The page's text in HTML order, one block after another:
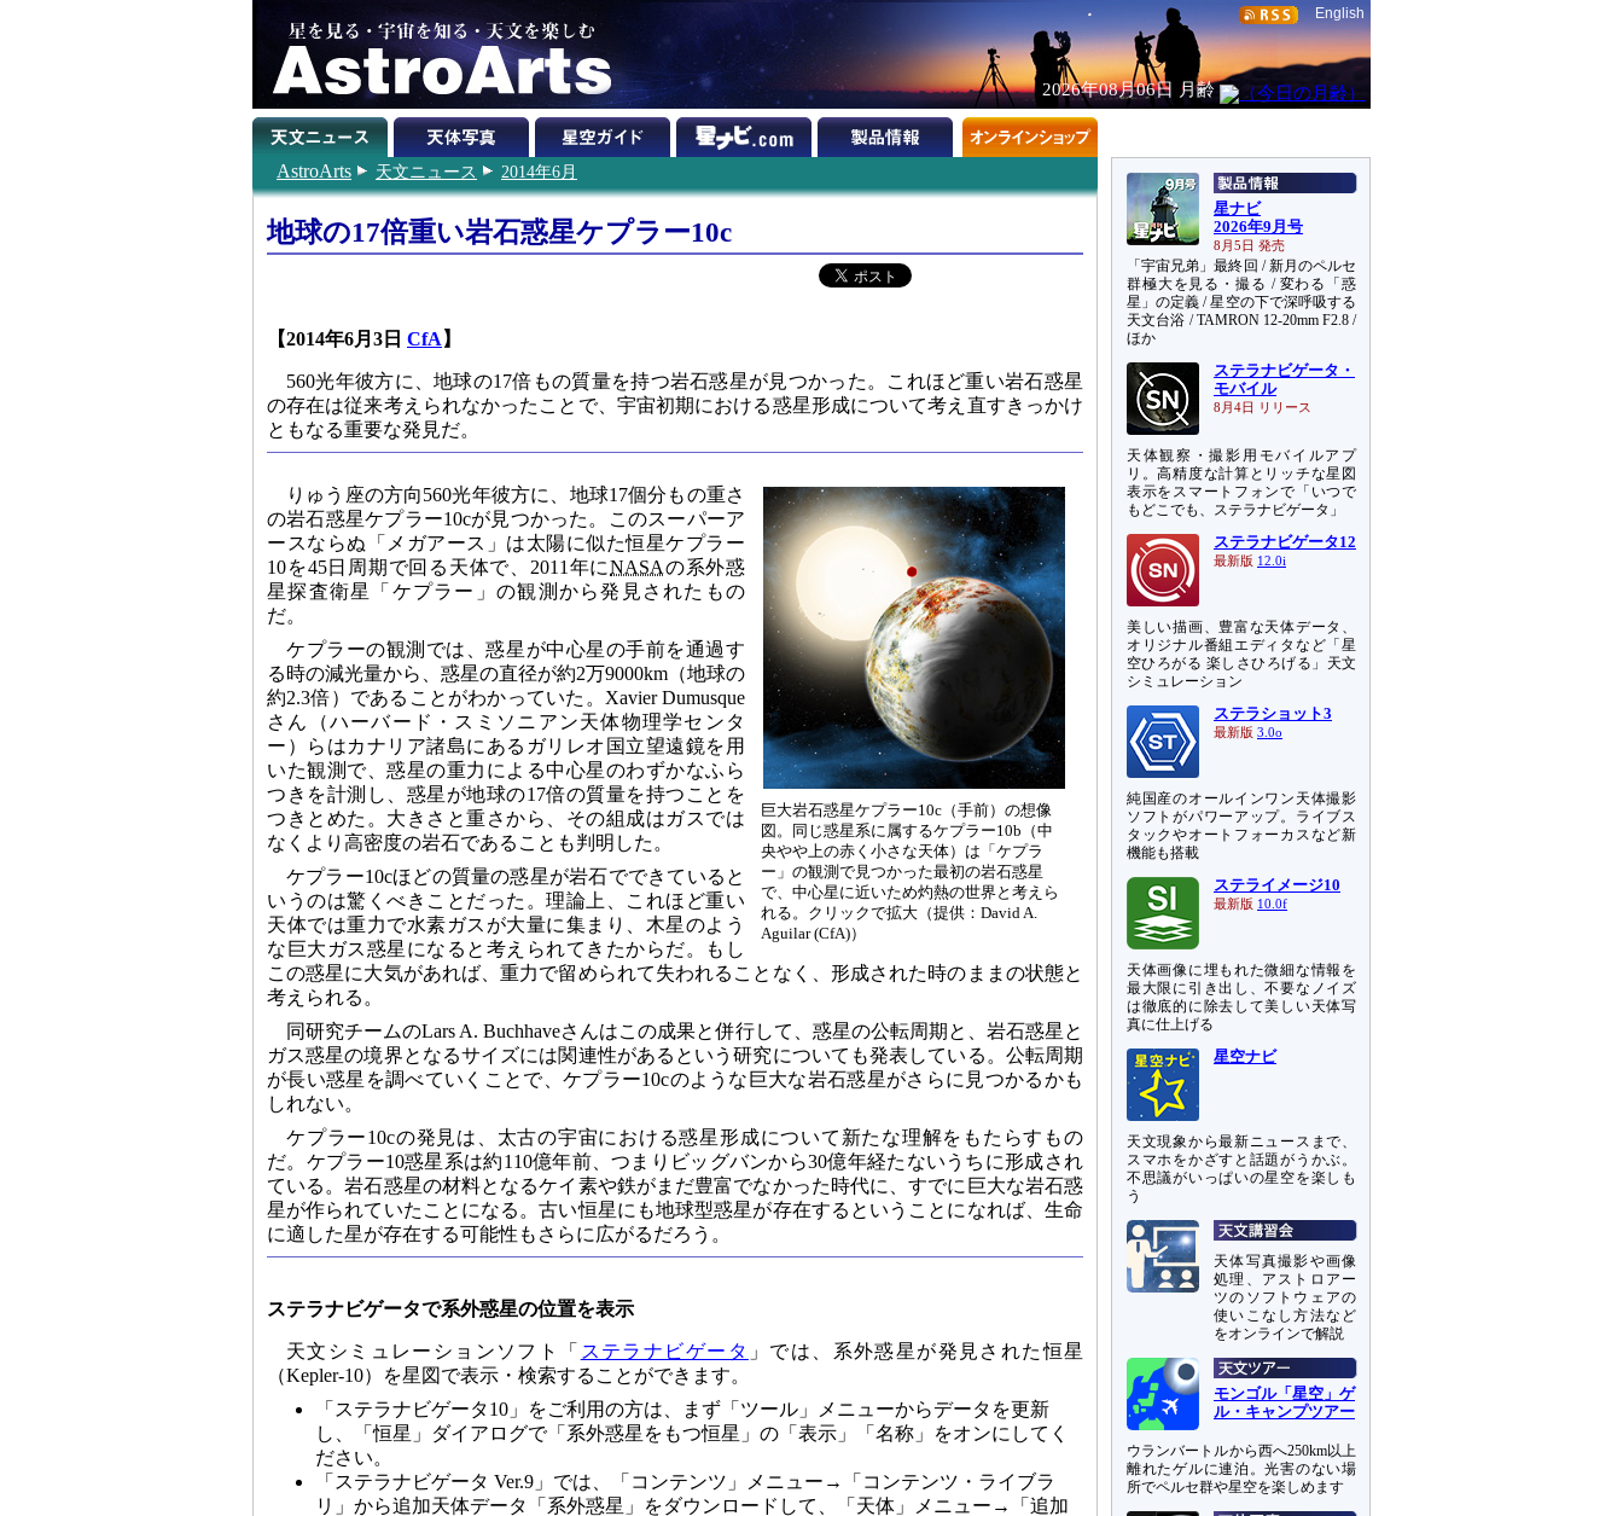
English
2026年08月06日 月齢
AstroArts 天文ニュース 2014年6月
地球の17倍重い岩石惑星ケプラー10c
【2014年6月3日 CfA 】
560光年彼方に、地球の17倍もの質量を持つ岩石惑星が見つかった。これほど重い岩石惑星
の存在は従来考えられなかったことで、宇宙初期における惑星形成について考え直すきっかけ
ともなる重要な発見だ。
巨大岩石惑星ケプラー10c（手前）の想像
図。同じ惑星系に属するケプラー10b（中
央やや上の赤く小さな天体）は「ケプラ
ー」の観測で見つかった最初の岩石惑星
で、中心星に近いため灼熱の世界と考えら
れる。クリックで拡大（提供：David A.
Aguilar (CfA)）
りゅう座の方向560光年彼方に、地球17個分もの重さ
の岩石惑星ケプラー10cが見つかった。このスーパーア
ースならぬ「メガアース」は太陽に似た恒星ケプラー
10を45日周期で回る天体で、2011年にNASAの系外惑
星探査衛星「ケプラー」の観測から発見されたもの
だ。
ケプラーの観測では、惑星が中心星の手前を通過す
る時の減光量から、惑星の直径が約2万9000km（地球の
約2.3倍）であることがわかっていた。Xavier Dumusque
さん（ハーバード・スミソニアン天体物理学センタ
ー）らはカナリア諸島にあるガリレオ国立望遠鏡を用
いた観測で、惑星の重力による中心星のわずかなふら
つきを計測し、惑星が地球の17倍の質量を持つことを
つきとめた。大きさと重さから、その組成はガスでは
なくより高密度の岩石であることも判明した。
ケプラー10cほどの質量の惑星が岩石でできていると
いうのは驚くべきことだった。理論上、これほど重い
天体では重力で水素ガスが大量に集まり、木星のよう
な巨大ガス惑星になると考えられてきたからだ。もし
この惑星に大気があれば、重力で留められて失われることなく、形成された時のままの状態と
考えられる。
同研究チームのLars A. Buchhaveさんはこの成果と併行して、惑星の公転周期と、岩石惑星と
ガス惑星の境界となるサイズには関連性があるという研究についても発表している。公転周期
が長い惑星を調べていくことで、ケプラー10cのような巨大な岩石惑星がさらに見つかるかも
しれない。
ケプラー10cの発見は、太古の宇宙における惑星形成について新たな理解をもたらすもの
だ。ケプラー10惑星系は約110億年前、つまりビッグバンから30億年経たないうちに形成され
ている。岩石惑星の材料となるケイ素や鉄がまだ豊富でなかった時代に、すでに巨大な岩石惑
星が作られていたことになる。古い恒星にも地球型惑星が存在するということになれば、生命
に適した星が存在する可能性もさらに広がるだろう。
ステラナビゲータで系外惑星の位置を表示
天文シミュレーションソフト「 ステラナビゲータ 」では、系外惑星が発見された恒星
（Kepler-10）を星図で表示・検索することができます。
「ステラナビゲータ10」をご利用の方は、まず「ツール」メニューからデータを更新
し、「恒星」ダイアログで「系外惑星をもつ恒星」の「表示」「名称」をオンにしてく
ださい。
「ステラナビゲータ Ver.9」では、「コンテンツ」メニュー→「コンテンツ・ライブラ
リ」から追加天体データ「系外惑星」をダウンロードして、「天体」メニュー→「追加
星ナビ
2026年9月号
8月5日 発売
「宇宙兄弟」最終回 / 新月のペルセ
群極大を見る・撮る / 変わる「惑
星」の定義 / 星空の下で深呼吸する
天文台浴 / TAMRON 12-20mm F2.8 /
ほか
ステラナビゲータ・
モバイル
8月4日 リリース
天体観察・撮影用モバイルアプ
リ。高精度な計算とリッチな星図
表示をスマートフォンで「いつで
もどこでも、ステラナビゲータ」
ステラナビゲータ12
最新版 12.0i
美しい描画、豊富な天体データ、
オリジナル番組エディタなど「星
空ひろがる 楽しさひろげる」天文
シミュレーション
ステラショット3
最新版 3.0o
純国産のオールインワン天体撮影
ソフトがパワーアップ。ライブス
タックやオートフォーカスなど新
機能も搭載
ステライメージ10
最新版 10.0f
天体画像に埋もれた微細な情報を
最大限に引き出し、不要なノイズ
は徹底的に除去して美しい天体写
真に仕上げる
星空ナビ
天文現象から最新ニュースまで、
スマホをかざすと話題がうかぶ。
不思議がいっぱいの星空を楽しも
う
天体写真撮影や画像
処理、アストロアー
ツのソフトウェアの
使いこなし方法など
をオンラインで解説
モンゴル「星空」ゲ
ル・キャンプツアー
ウランバートルから西へ250km以上
離れたゲルに連泊。光害のない場
所でペルセ群や星空を楽しめます